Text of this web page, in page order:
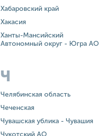
Хабаровский край
Хакасия
Ханты-Мансийский
Автономный округ - Югра АО
Ч
Челябинская область
Чеченская
Чувашская ублика - Чувашия
Чукотский АО